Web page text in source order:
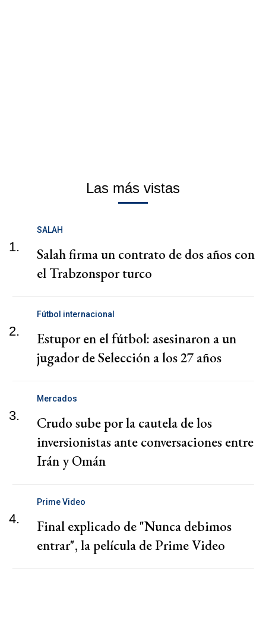
Las más vistas
1.
SALAH
Salah firma un contrato de dos años con
el Trabzonspor turco
2.
Fútbol internacional
Estupor en el fútbol: asesinaron a un
jugador de Selección a los 27 años
3.
Mercados
Crudo sube por la cautela de los
inversionistas ante conversaciones entre
Irán y Omán
4.
Prime Video
Final explicado de "Nunca debimos
entrar", la película de Prime Video